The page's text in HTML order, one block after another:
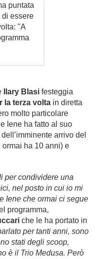
puntata
essere
"A
Ilary Blasi festeggia
la terza volta in diretta
molto particolare
Iene ha fatto al suo
arrivo del
ormai ha 10 anni) e
per condividere una
nel posto in cui io mi
Iene che ormai ci segue
programma,
che le ha portato in
per tanti anni, sono
stati degli scoop,
è il Trio Medusa. Però